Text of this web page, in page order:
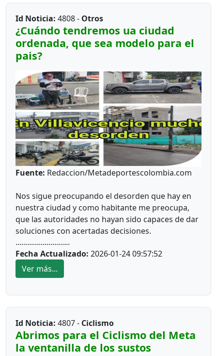
falta ver en qué potrero inicio su carrera
deportiva.
Ya sabemos que al fútbol van algunos
inadaptados, que no respetan los símbolos
patrios. Les importa un trasero que suenen las
notas de los himnos.
*Así los vimos/Llaneros*
Miguel Ortega: Mucha calidad
Yimy Mendranda:No me convence aún
Francisco Meza: Pesa la veteranía
Howell Mena: Le falta más trabajo de acople
Eyler Restrepo: Por algo quedó en el equipo
Marlon Sierra: El compadre no falla
Id Noticia: 4808 - Otros
¿Cuándo tendremos ua ciudad
ordenada, que sea modelo para el
pais?
Fuente: Redaccion/Metadeportescolombia.com
Nos sigue preocupando el desorden que hay en
nuestra ciudad y como habitante me preocupa,
que las autoridades no hayan sido capaces de dar
soluciones con acertadas decisiones.
*Problema #1*
Desde hace más de 50 años se viene hablando de
la falta de agua, Siempre hemos visto los
carrotanques como la solución final.
............................
Fecha Actualizado: 2026-01-24 09:57:52
Ver más...
Id Noticia: 4807 - Ciclismo
Abrimos para el Ciclismo del Meta
la ventanilla de los sustos